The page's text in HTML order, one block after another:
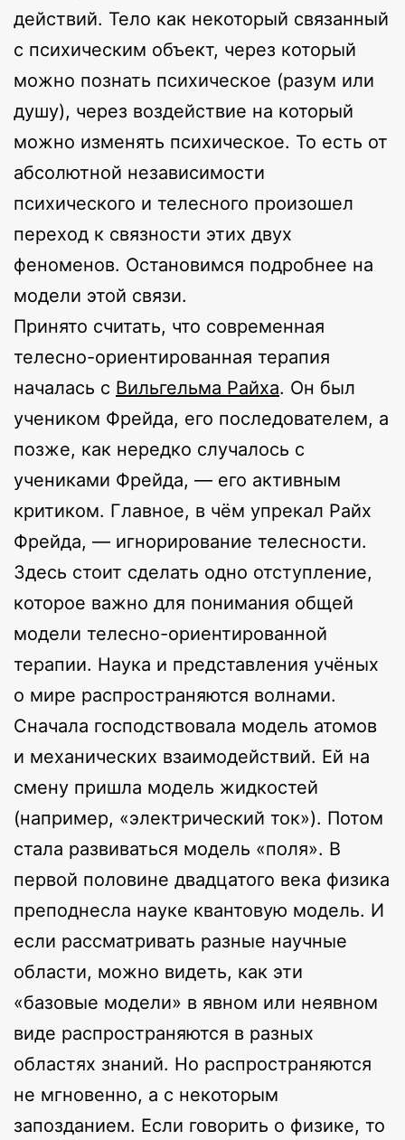
действий. Тело как некоторый связанный
с психическим объект, через который
можно познать психическое (разум или
душу), через воздействие на который
можно изменять психическое. То есть от
абсолютной независимости
психического и телесного произошел
переход к связности этих двух
феноменов. Остановимся подробнее на
модели этой связи.
Принято считать, что современная
телесно-ориентированная терапия
началась с Вильгельма Райха. Он был
учеником Фрейда, его последователем, а
позже, как нередко случалось с
учениками Фрейда, — его активным
критиком. Главное, в чём упрекал Райх
Фрейда, — игнорирование телесности.
Здесь стоит сделать одно отступление,
которое важно для понимания общей
модели телесно-ориентированной
терапии. Наука и представления учёных
о мире распространяются волнами.
Сначала господствовала модель атомов
и механических взаимодействий. Ей на
смену пришла модель жидкостей
(например, «электрический ток»). Потом
стала развиваться модель «поля». В
первой половине двадцатого века физика
преподнесла науке квантовую модель. И
если рассматривать разные научные
области, можно видеть, как эти
«базовые модели» в явном или неявном
виде распространяются в разных
областях знаний. Но распространяются
не мгновенно, а с некоторым
запозданием. Если говорить о физике, то